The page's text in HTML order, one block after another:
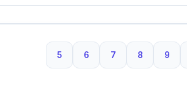
5
5 Buchstaben
6
6 Buchstaben
7
7 Buchstaben
8
8
9
9